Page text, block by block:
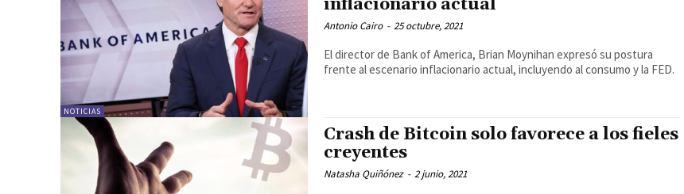
NOTICIAS
inflacionario actual
Antonio Cairo - 25 octubre, 2021
El director de Bank of America, Brian Moynihan expresó su postura
frente al escenario inflacionario actual, incluyendo al consumo y la FED.
Crash de Bitcoin solo favorece a los fieles
creyentes
Natasha Quiñónez - 2 junio, 2021